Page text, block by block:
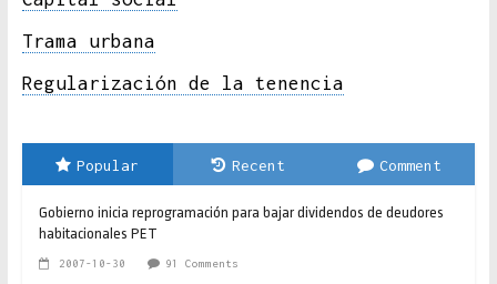
Trama urbana
Regularización de la tenencia
Popular Recent Comment
Gobierno inicia reprogramación para bajar dividendos de deudores
habitacionales PET
2007-10-30 91 Comments